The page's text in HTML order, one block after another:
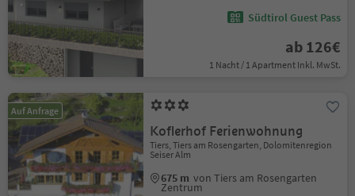
Südtirol Guest Pass
ab 126€
1 Nacht / 1 Apartment Inkl. MwSt.
Auf Anfrage
Koflerhof Ferienwohnung
Tiers, Tiers am Rosengarten, Dolomitenregion
Seiser Alm
675 m von Tiers am Rosengarten
Zentrum